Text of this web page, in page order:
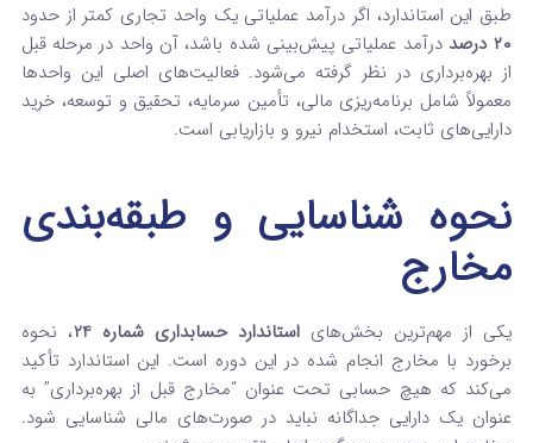
طبق این استاندارد، اگر درآمد عملیاتی یک واحد تجاری کمتر از حدود
۲۰ درصد
درآمد عملیاتی پیش‌بینی شده باشد، آن واحد در مرحله قبل
از بهره‌برداری در نظر گرفته می‌شود. فعالیت‌های اصلی این واحدها
معمولاً شامل برنامه‌ریزی مالی، تأمین سرمایه، تحقیق و توسعه، خرید
دارایی‌های ثابت، استخدام نیرو و بازاریابی است.
نحوه شناسایی و طبقه‌بندی
مخارج
یکی از مهم‌ترین بخش‌های استاندارد حسابداری شماره 24
، نحوه
برخورد با مخارج انجام شده در این دوره است. این استاندارد تأکید
می‌کند که هیچ حسابی تحت عنوان “مخارج قبل از بهره‌برداری” به
عنوان یک دارایی جداگانه نباید در صورت‌های مالی شناسایی شود.